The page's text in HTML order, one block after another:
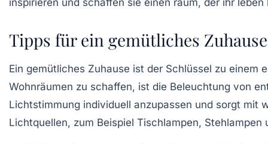
Tipps für ein gemütliches Zuhause
Ein gemütliches Zuhause ist der Schlüssel zu einem
Wohnräumen zu schaffen, ist die Beleuchtung von
Lichtstimmung individuell anzupassen und sorgt mit
Lichtquellen, zum Beispiel Tischlampen,